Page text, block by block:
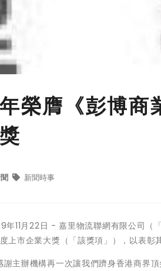
榮膺《彭博商
新聞時事
年11月22日 - 嘉里物流聯網有限公司（
市企業大獎（「該獎項」），以表彰
主辦機構再一次讓我們躋身香港商界